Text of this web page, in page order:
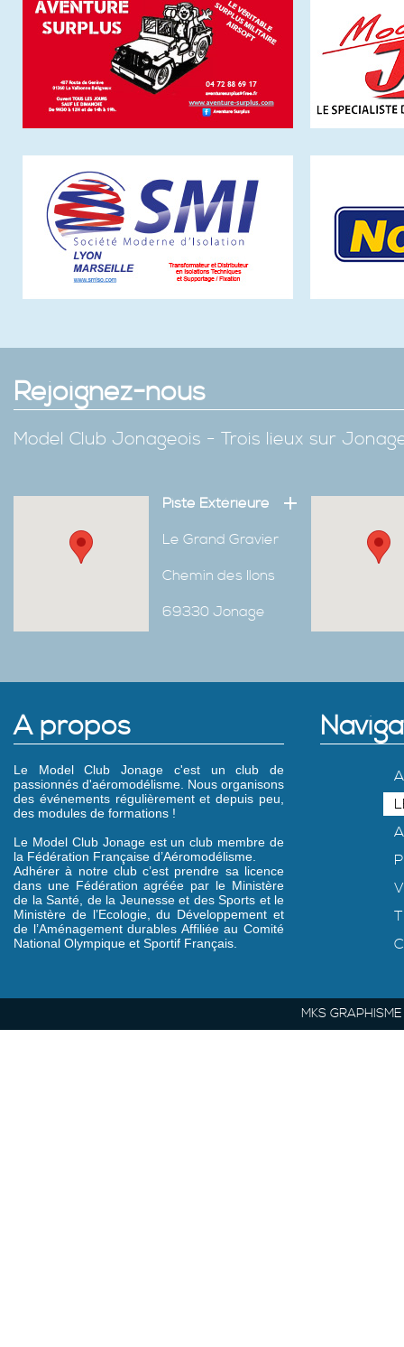
Rejoignez-nous
Model Club Jonageois - Trois lieux sur
Piste Extérieure
Le Grand Gravier
Chemin des Ilons
69330 Jonage
A propos
Le Model Club Jonage c'est un club de
passionnés d'aéromodélisme. Nous organisons
des événements régulièrement et depuis peu,
des modules de formations !
Le Model Club Jonage est un club membre de
la Fédération Française d’Aéromodélisme.
Adhérer à notre club c’est prendre sa licence
dans une Fédération agréée par le Ministère
de la Santé, de la Jeunesse et des Sports et le
Ministère de l’Ecologie, du Développement et
de l’Aménagement durables Affiliée au Comité
National Olympique et Sportif Français.
MKS GRAPHISME